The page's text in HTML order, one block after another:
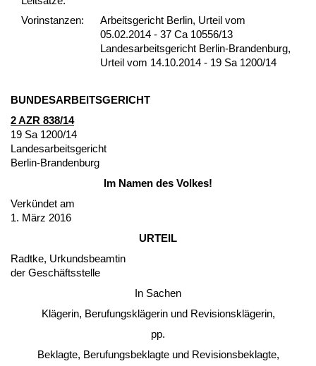
Vor­ins­tan­zen:
Arbeitsgericht Berlin, Urteil vom
05.02.2014 - 37 Ca 10556/13
Landesarbeitsgericht Berlin-Brandenburg,
Urteil vom 14.10.2014 - 19 Sa 1200/14
BUN­DES­AR­BEITS­GERICHT
2 AZR 838/14
19 Sa 1200/14
Lan­des­ar­beits­ge­richt
Ber­lin-Bran­den­burg
Im Na­men des Vol­kes!
Verkündet am
1. März 2016
UR­TEIL
Rad­t­ke, Ur­kunds­be­am­tin
der Geschäfts­stel­le
In Sa­chen
Kläge­rin, Be­ru­fungskläge­rin und Re­vi­si­onskläge­rin,
pp.
Be­klag­te, Be­ru­fungs­be­klag­te und Re­vi­si­ons­be­klag­te,